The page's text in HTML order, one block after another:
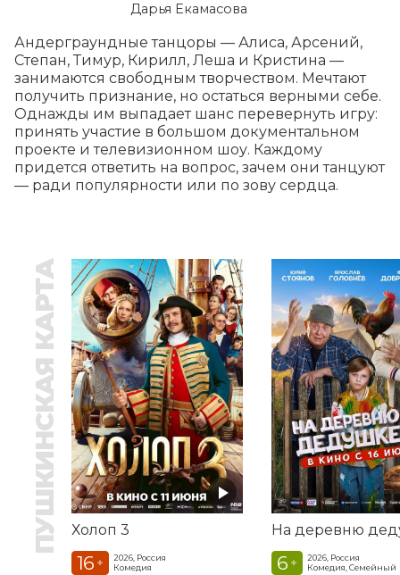
Дарья Екамасова
Андерграундные танцоры — Алиса, Арсений,
Степан, Тимур, Кирилл, Леша и Кристина —
занимаются свободным творчеством. Мечтают
получить признание, но остаться верными себе.
Однажды им выпадает шанс перевернуть игру:
принять участие в большом документальном
проекте и телевизионном шоу. Каждому
придется ответить на вопрос, зачем они танцуют
— ради популярности или по зову сердца.
ПУШКИНСКАЯ КАРТА Холоп 3
16 +
2026, Россия
Комедия
6 +
2026, Россия
Комедия, Семейный